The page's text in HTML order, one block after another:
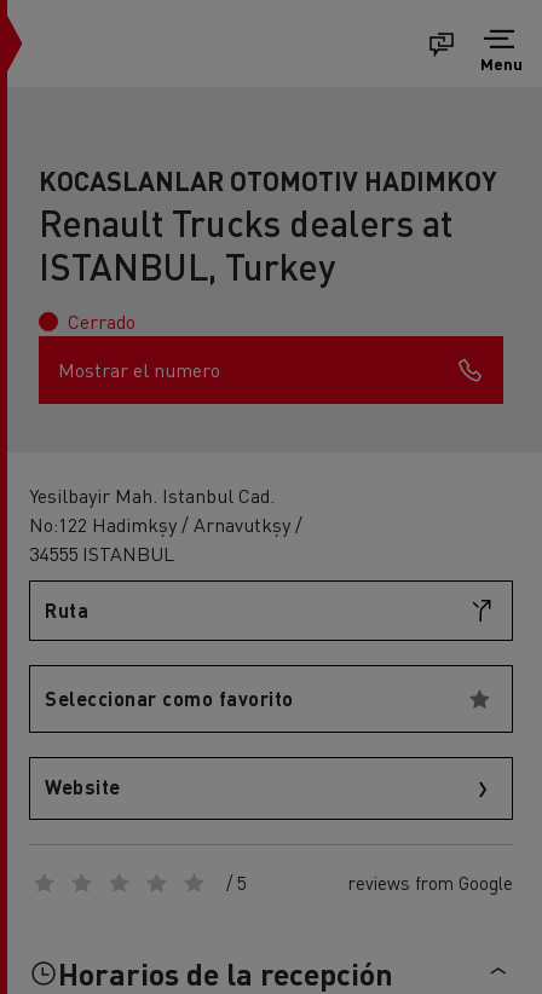
Menu
KOCASLANLAR OTOMOTIV HADIMKOY
Renault Trucks dealers at
ISTANBUL, Turkey
Cerrado
Mostrar el numero
Yesilbayir Mah. Istanbul Cad.
No:122 Hadimkşy / Arnavutkşy /
34555 ISTANBUL
Ruta
Seleccionar como favorito
Website
/ 5 reviews from Google
Horarios de la recepción